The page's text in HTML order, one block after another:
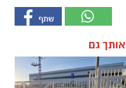
אותך גם